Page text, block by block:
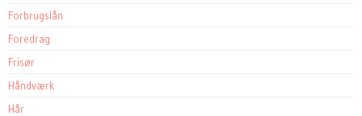
Forbrugslån
Foredrag
Frisør
Håndværk
Hår